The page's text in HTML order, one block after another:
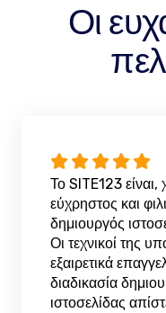
Οι
Το SITE123 είναι,
εύχρηστος και
δημιουργός
Οι τεχνικοί της
εξαιρετικά
διαδικασία
ιστοσελίδας